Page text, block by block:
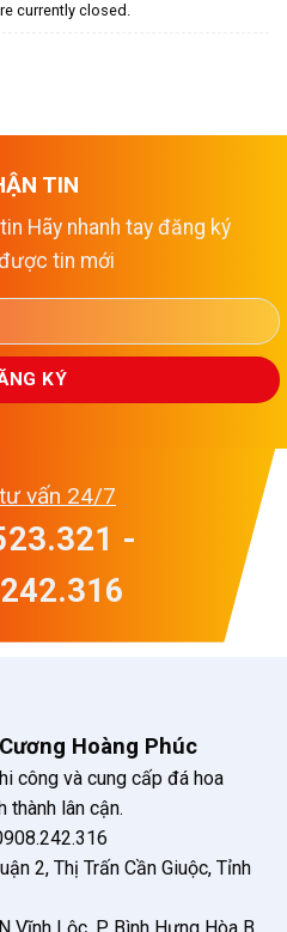
currently closed.
TIN
Hãy nhanh tay đăng ký
tin mới
vấn 24/7
-
Hoàng Phúc
công và cung cấp đá hoa
thành lân cận.
2, Thị Trấn Cần Giuộc, Tỉnh